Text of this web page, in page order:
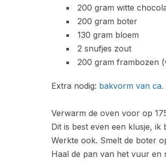
200 gram witte
200 gram boter
130 gram bloem
2 snufjes zout
200 gram frambozen
Extra nodig: bakvorm van
Verwarm de oven voor op
Dit is best even een klusje,
Werkte ook. Smelt de boter
Haal de pan van het vuur en